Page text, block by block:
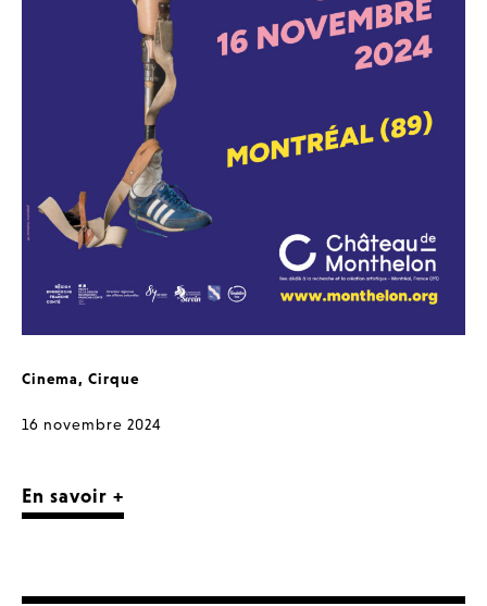
Cinema, Cirque
16 novembre 2024
En savoir +